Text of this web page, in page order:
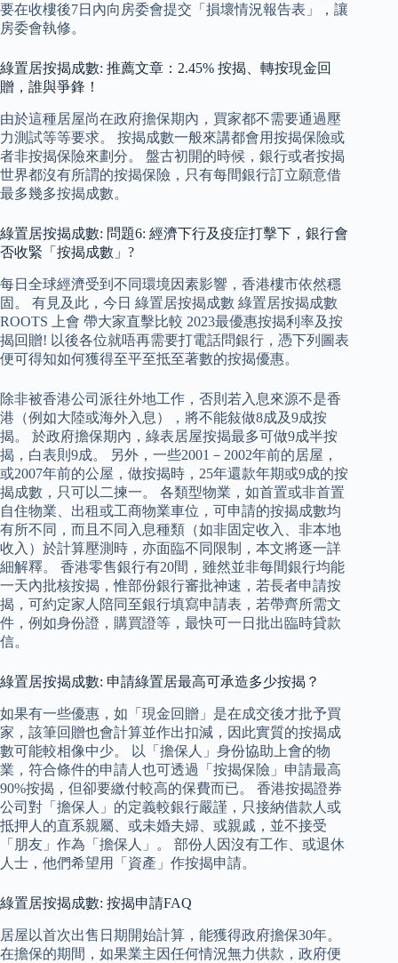
要在收樓後7日內向房委會提交「損壞情況報告表」，讓
房委會執修。
綠置居按揭成數: 推薦文章：2.45% 按揭、轉按現金回
贈，誰與爭鋒！
由於這種居屋尚在政府擔保期內，買家都不需要通過壓
力測試等等要求。 按揭成數一般來講都會用按揭保險或
者非按揭保險來劃分。 盤古初開的時候，銀行或者按揭
世界都沒有所謂的按揭保險，只有每間銀行訂立願意借
最多幾多按揭成數。
綠置居按揭成數: 問題6: 經濟下行及疫症打擊下，銀行會
否收緊「按揭成數」?
每日全球經濟受到不同環境因素影響，香港樓市依然穩
固。 有見及此，今日 綠置居按揭成數 綠置居按揭成數
ROOTS 上會 帶大家直擊比較 2023最優惠按揭利率及按
揭回贈! 以後各位就唔再需要打電話問銀行，憑下列圖表
便可得知如何獲得至平至抵至著數的按揭優惠。
除非被香港公司派往外地工作，否則若入息來源不是香
港（例如大陸或海外入息），將不能敍做8成及9成按
揭。 於政府擔保期內，綠表居屋按揭最多可做9成半按
揭，白表則9成。 另外，一些2001－2002年前的居屋，
或2007年前的公屋，做按揭時，25年還款年期或9成的按
揭成數，只可以二揀一。 各類型物業，如首置或非首置
自住物業、出租或工商物業車位，可申請的按揭成數均
有所不同，而且不同入息種類（如非固定收入、非本地
收入）於計算壓測時，亦面臨不同限制，本文將逐一詳
細解釋。 香港零售銀行有20間，雖然並非每間銀行均能
一天內批核按揭，惟部份銀行審批神速，若長者申請按
揭，可約定家人陪同至銀行填寫申請表，若帶齊所需文
件，例如身份證，購買證等，最快可一日批出臨時貸款
信。
綠置居按揭成數: 申請綠置居最高可承造多少按揭？
如果有一些優惠，如「現金回贈」是在成交後才批予買
家，該筆回贈也會計算並作出扣減，因此實質的按揭成
數可能較相像中少。 以「擔保人」身份協助上會的物
業，符合條件的申請人也可透過「按揭保險」申請最高
90%按揭，但卻要繳付較高的保費而已。 香港按揭證券
公司對「擔保人」的定義較銀行嚴謹，只接納借款人或
抵押人的直系親屬、或未婚夫婦、或親戚，並不接受
「朋友」作為「擔保人」。 部份人因沒有工作、或退休
人士，他們希望用「資產」作按揭申請。
綠置居按揭成數: 按揭申請FAQ
居屋以首次出售日期開始計算，能獲得政府擔保30年。
在擔保的期間，如果業主因任何情況無力供款，政府便